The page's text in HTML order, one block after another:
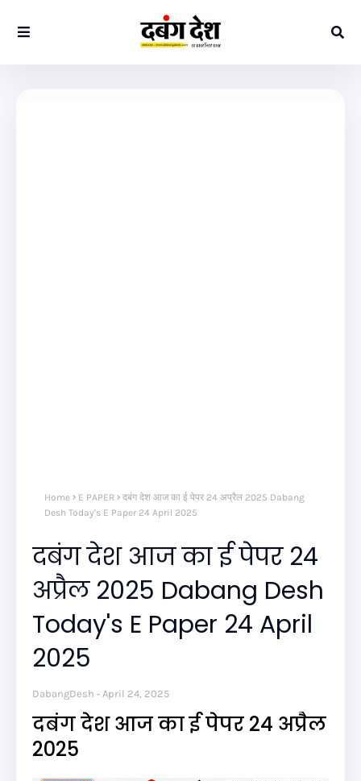
Home E PAPER
दबंग देश आज का ई पेपर 24 अप्रैल 2025 Dabang
Desh Today's E Paper 24 April 2025
दबंग देश आज का ई पेपर 24
अप्रैल 2025 Dabang Desh
Today's E Paper 24 April
2025
DabangDesh April 24, 2025
दबंग देश आज का ई पेपर 24 अप्रैल
2025